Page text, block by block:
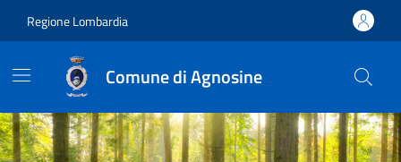
Regione Lombardia
Comune di Agnosine